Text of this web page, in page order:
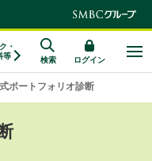
・
等
検索 ログイン
ポートフォリオ診断